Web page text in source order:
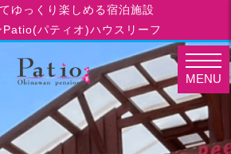
ゆっくり楽しめる宿泊施設
Patio(パティオ)ハウスリーフ
MENU